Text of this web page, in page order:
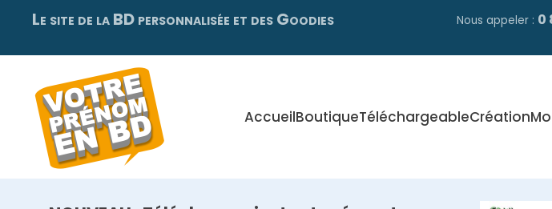
Skip
main
content
Le site de la BD personnalisée et des Goodies Nous appeler : 0
AccueilBoutiqueTéléchargeableCréation